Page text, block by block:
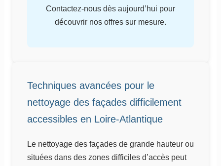
Contactez-nous dès aujourd’hui pour
découvrir nos offres sur mesure.
Techniques avancées pour le
nettoyage des façades difficilement
accessibles en Loire-Atlantique
Le nettoyage des façades de grande hauteur ou
situées dans des zones difficiles d’accès peut